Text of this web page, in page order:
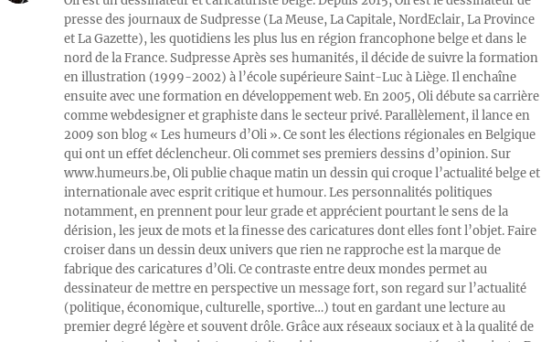
presse des journaux de Sudpresse (La Meuse, La Capitale, NordEclair, La Province
et La Gazette), les quotidiens les plus lus en région francophone belge et dans le
nord de la France. Sudpresse Après ses humanités, il décide de suivre la formation
en illustration (1999-2002) à l’école supérieure Saint-Luc à Liège. Il enchaîne
ensuite avec une formation en développement web. En 2005, Oli débute sa carrière
comme webdesigner et graphiste dans le secteur privé. Parallèlement, il lance en
2009 son blog « Les humeurs d’Oli ». Ce sont les élections régionales en Belgique
qui ont un effet déclencheur. Oli commet ses premiers dessins d’opinion. Sur
www.humeurs.be, Oli publie chaque matin un dessin qui croque l’actualité belge et
internationale avec esprit critique et humour. Les personnalités politiques
notamment, en prennent pour leur grade et apprécient pourtant le sens de la
dérision, les jeux de mots et la finesse des caricatures dont elles font l’objet. Faire
croiser dans un dessin deux univers que rien ne rapproche est la marque de
fabrique des caricatures d’Oli. Ce contraste entre deux mondes permet au
dessinateur de mettre en perspective un message fort, son regard sur l’actualité
(politique, économique, culturelle, sportive…) tout en gardant une lecture au
premier degré légère et souvent drôle. Grâce aux réseaux sociaux et à la qualité de